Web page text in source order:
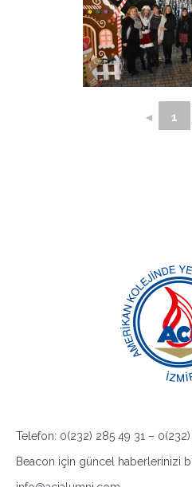
◄ 1
Telefon: 0(232) 285 49 31 –
Beacon için güncel haberlerinizi